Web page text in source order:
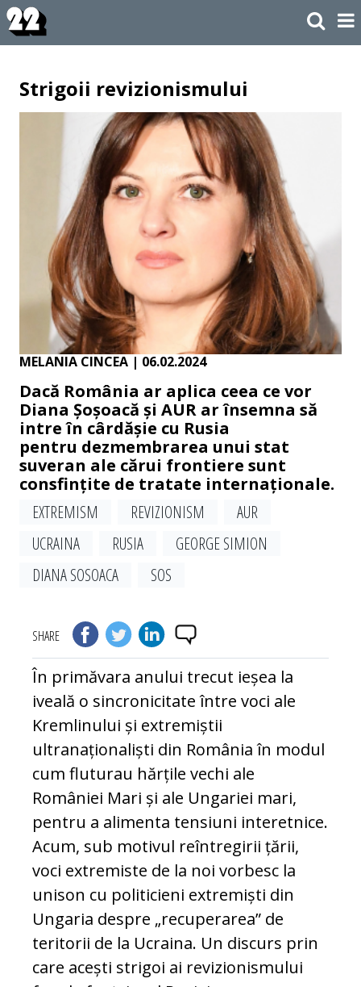
Strigoii revizionismului
MELANIA CINCEA | 06.02.2024
Dacă România ar aplica ceea ce vor
Diana Șoșoacă și AUR ar însemna să
intre în cârdășie cu Rusia
pentru dezmembrarea unui stat
suveran ale cărui frontiere sunt
consfințite de tratate internaționale.
EXTREMISM
REVIZIONISM
AUR
UCRAINA
RUSIA
GEORGE SIMION
DIANA SOSOACA
SOS
SHARE
În primăvara anului trecut ieșea la
iveală o sincronicitate între voci ale
Kremlinului și extremiștii
ultranaționaliști din România în modul
cum fluturau hărțile vechi ale
României Mari și ale Ungariei mari,
pentru a alimenta tensiuni interetnice.
Acum, sub motivul reîntregirii țării,
voci extremiste de la noi vorbesc la
unison cu politicieni extremiști din
Ungaria despre „recuperarea” de
teritorii de la Ucraina. Un discurs prin
care acești strigoi ai revizionismului